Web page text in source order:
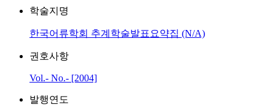
학술지명
한국어류학회 추계학술발표요약집 (N/A)
권호사항
Vol.- No.- [2004]
발행연도